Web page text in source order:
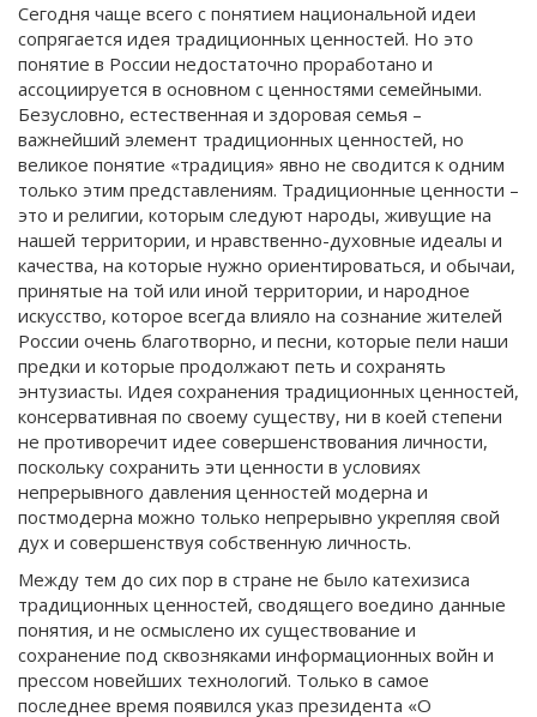
Сегодня чаще всего с понятием национальной идеи
сопрягается идея традиционных ценностей. Но это
понятие в России недостаточно проработано и
ассоциируется в основном с ценностями семейными.
Безусловно, естественная и здоровая семья –
важнейший элемент традиционных ценностей, но
великое понятие «традиция» явно не сводится к одним
только этим представлениям. Традиционные ценности –
это и религии, которым следуют народы, живущие на
нашей территории, и нравственно-духовные идеалы и
качества, на которые нужно ориентироваться, и обычаи,
принятые на той или иной территории, и народное
искусство, которое всегда влияло на сознание жителей
России очень благотворно, и песни, которые пели наши
предки и которые продолжают петь и сохранять
энтузиасты. Идея сохранения традиционных ценностей,
консервативная по своему существу, ни в коей степени
не противоречит идее совершенствования личности,
поскольку сохранить эти ценности в условиях
непрерывного давления ценностей модерна и
постмодерна можно только непрерывно укрепляя свой
дух и совершенствуя собственную личность.
Между тем до сих пор в стране не было катехизиса
традиционных ценностей, сводящего воедино данные
понятия, и не осмыслено их существование и
сохранение под сквозняками информационных войн и
прессом новейших технологий. Только в самое
последнее время появился указ президента «О